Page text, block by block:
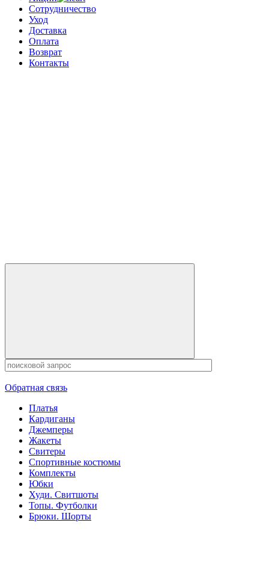
Сотрудничество
Уход
Доставка
Оплата
Возврат
Контакты
Обратная связь
Платья
Кардиганы
Джемперы
Жакеты
Свитеры
Спортивные костюмы
Комплекты
Юбки
Худи. Свитшоты
Топы. Футболки
Брюки. Шорты